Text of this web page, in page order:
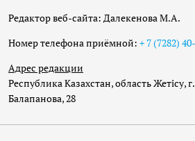
Редактор веб-сайта: Далекенова М.А.
Номер телефона приёмной: + 7 (7282)
Адрес редакции
Республика Казахстан, область Жетісу,
Балапанова, 28